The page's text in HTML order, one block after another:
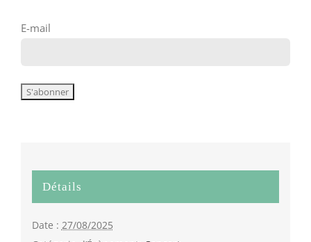
E-mail
Détails
Date : 27/08/2025